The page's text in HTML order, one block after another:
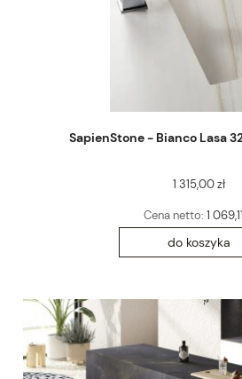
SapienStone - Bianco Lasa
1 315,00 zł
Cena netto: 1
do koszyka